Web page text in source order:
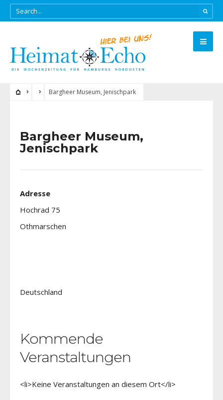
Bargheer Museum, Jenischpark
Bargheer Museum,
Jenischpark
Adresse
Hochrad 75
Othmarschen
Deutschland
Kommende
Veranstaltungen
<li>Keine Veranstaltungen an diesem Ort</li>